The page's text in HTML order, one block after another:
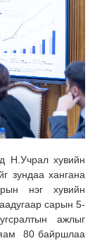
хувийн
зундаа хангана
нэг хувийн
сарын 5-
ажлыг
80 байршлаа